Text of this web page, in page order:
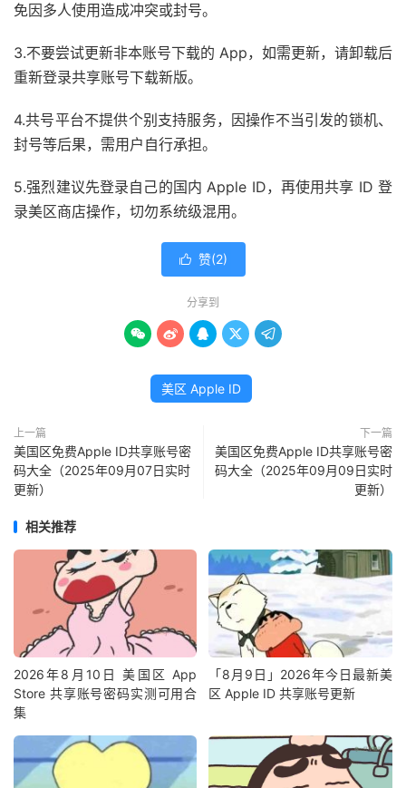
免因多人使用造成冲突或封号。
3.不要尝试更新非本账号下载的 App，如需更新，请卸载后
重新登录共享账号下载新版。
4.共号平台不提供个别支持服务，因操作不当引发的锁机、
封号等后果，需用户自行承担。
5.强烈建议先登录自己的国内 Apple ID，再使用共享 ID 登
录美区商店操作，切勿系统级混用。
 赞(2)
分享到
    
美区 Apple ID
上一篇
美国区免费Apple ID共享账号密
码大全（2025年09月07日实时
更新）
下一篇
美国区免费Apple ID共享账号密
码大全（2025年09月09日实时
更新）
相关推荐
2026年8月10日 美国区 App
Store 共享账号密码实测可用合
集
「8月9日」2026年今日最新美
区 Apple ID 共享账号更新